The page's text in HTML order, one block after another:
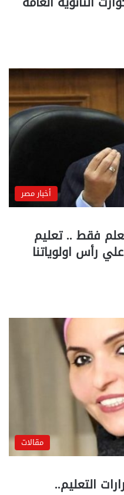
أخبار مصر
٣٦ الف معلم فقط .. تعليم
مقالات
التعليم..